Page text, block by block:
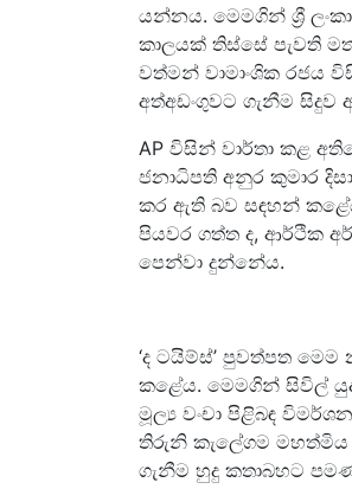
යන්නය. මෙමගින් ශ්‍රී
කාලයක් තිස්සේ පැවති
වත්මන් වාමාංශික
අත්අඩංගුවට ගැනීම සිදුව
AP විසින් වාර්තා කළ
ජනාධිපති අනුර කුමාර
කර ඇති බව සඳහන්
පියවර ගත්ත ද, ආර්ථික
පෙන්වා දුන්නේය.
‘ද ටයිම්ස්’ පුවත්පත
කළේය. මෙමගින් සිවිල්
මූල්‍ය වංචා පිළිබඳ
තිරුනි කැලේගම මහත්මිය
ගැනීම හුදු කතාබහට